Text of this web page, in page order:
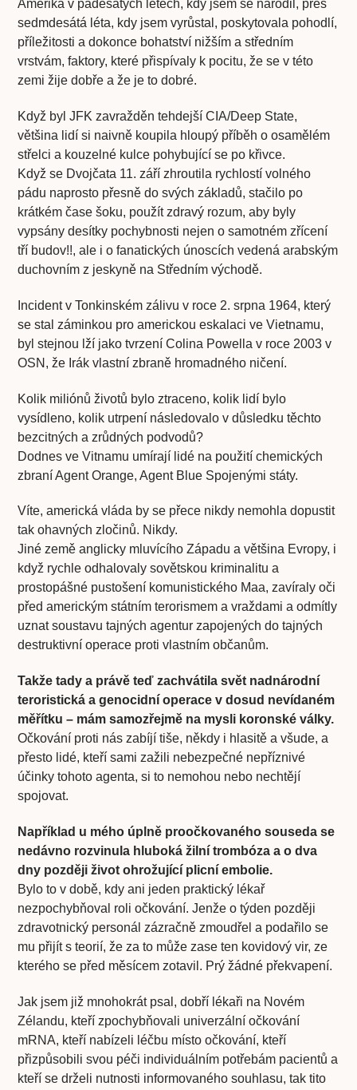
Amerika v padesátých letech, kdy jsem se narodil, přes
sedmdesátá léta, kdy jsem vyrůstal, poskytovala pohodlí,
příležitosti a dokonce bohatství nižším a středním
vrstvám, faktory, které přispívaly k pocitu, že se v této
zemi žije dobře a že je to dobré.
Když byl JFK zavražděn tehdejší CIA/Deep State,
většina lidí si naivně koupila hloupý příběh o osamělém
střelci a kouzelné kulce pohybující se po křivce.
Když se Dvojčata 11. září zhroutila rychlostí volného
pádu naprosto přesně do svých základů, stačilo po
krátkém čase šoku, použít zdravý rozum, aby byly
vypsány desítky pochybnosti nejen o samotném zřícení
tří budov!!, ale i o fanatických únoscích vedená arabským
duchovním z jeskyně na Středním východě.
Incident v Tonkinském zálivu v roce 2. srpna 1964, který
se stal záminkou pro americkou eskalaci ve Vietnamu,
byl stejnou lží jako tvrzení Colina Powella v roce 2003 v
OSN, že Irák vlastní zbraně hromadného ničení.
Kolik miliónů životů bylo ztraceno, kolik lidí bylo
vysídleno, kolik utrpení následovalo v důsledku těchto
bezcitných a zrůdných podvodů?
Dodnes ve Vitnamu umírají lidé na použití chemických
zbraní Agent Orange, Agent Blue Spojenými státy.
Víte, americká vláda by se přece nikdy nemohla dopustit
tak ohavných zločinů. Nikdy.
Jiné země anglicky mluvícího Západu a většina Evropy, i
když rychle odhalovaly sovětskou kriminalitu a
prostopášné pustošení komunistického Maa, zavíraly oči
před americkým státním terorismem a vraždami a odmítly
uznat soustavu tajných agentur zapojených do tajných
destruktivní operace proti vlastním občanům.
Takže tady a právě teď zachvátila svět nadnárodní
teroristická a genocidní operace v dosud nevídaném
měřítku – mám samozřejmě na mysli koronské války.
Očkování proti nás zabíjí tiše, někdy i hlasitě a všude, a
přesto lidé, kteří sami zažili nebezpečné nepříznivé
účinky tohoto agenta, si to nemohou nebo nechtějí
spojovat.
Například u mého úplně proočkovaného souseda se
nedávno rozvinula hluboká žilní trombóza a o dva
dny později život ohrožující plicní embolie.
Bylo to v době, kdy ani jeden praktický lékař
nezpochybňoval roli očkování. Jenže o týden později
zdravotnický personál zázračně zmoudřel a podařilo se
mu přijít s teorií, že za to může zase ten kovidový vir, ze
kterého se před měsícem zotavil. Prý žádné překvapení.
Jak jsem již mnohokrát psal, dobří lékaři na Novém
Zélandu, kteří zpochybňovali univerzální očkování
mRNA, kteří nabízeli léčbu místo očkování, kteří
přizpůsobili svou péči individuálním potřebám pacientů a
kteří se drželi nutnosti informovaného souhlasu, tak tito